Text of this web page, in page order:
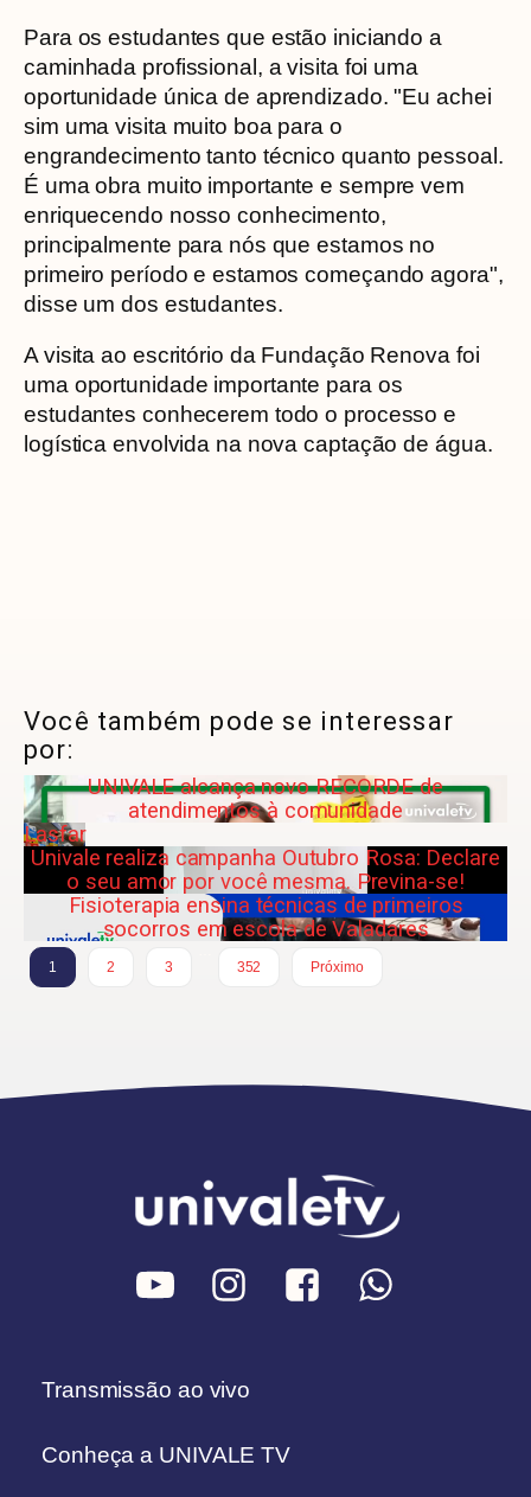
Para os estudantes que estão iniciando a
caminhada profissional, a visita foi uma
oportunidade única de aprendizado. "Eu achei
sim uma visita muito boa para o
engrandecimento tanto técnico quanto pessoal.
É uma obra muito importante e sempre vem
enriquecendo nosso conhecimento,
principalmente para nós que estamos no
primeiro período e estamos começando agora",
disse um dos estudantes.
A visita ao escritório da Fundação Renova foi
uma oportunidade importante para os
estudantes conhecerem todo o processo e
logística envolvida na nova captação de água.
Você também pode se interessar
por:
UNIVALE alcança novo RECORDE de
atendimentos à comunidade
Lasfar
Univale realiza campanha Outubro Rosa: Declare
o seu amor por você mesma. Previna-se!
Fisioterapia ensina técnicas de primeiros
socorros em escola de Valadares
1 2 3
352
Próximo
Transmissão ao vivo
Conheça a UNIVALE TV